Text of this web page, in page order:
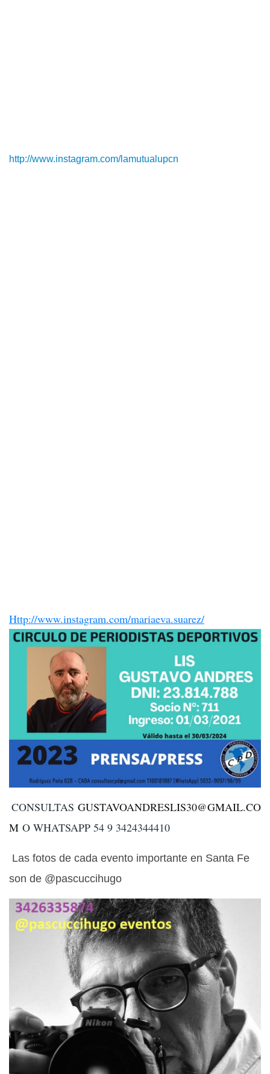
http://www.instagram.com/lamutualupcn
Http://www.instagram.com/mariaeva.suarez/
CONSULTAS GUSTAVOANDRESLIS30@GMAIL.CO
M O WHATSAPP 54 9 3424344410
Las fotos de cada evento importante en Santa Fe
son de @pascuccihugo